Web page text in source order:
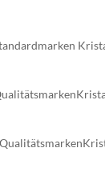
Qualitätsmarken